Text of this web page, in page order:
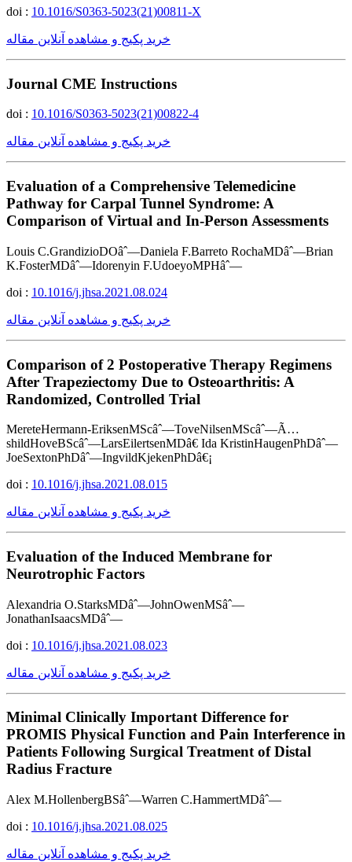
doi : 10.1016/S0363-5023(21)00811-X
خرید پکیج و مشاهده آنلاین مقاله
Journal CME Instructions
doi : 10.1016/S0363-5023(21)00822-4
خرید پکیج و مشاهده آنلاین مقاله
Evaluation of a Comprehensive Telemedicine
Pathway for Carpal Tunnel Syndrome: A
Comparison of Virtual and In-Person Assessments
Louis C.GrandizioDOâˆ—Daniela F.Barreto RochaMDâˆ—Brian
K.FosterMDâˆ—Idorenyin F.UdoeyoMPHâˆ—
doi : 10.1016/j.jhsa.2021.08.024
خرید پکیج و مشاهده آنلاین مقاله
Comparison of 2 Postoperative Therapy Regimens
After Trapeziectomy Due to Osteoarthritis: A
Randomized, Controlled Trial
MereteHermann-EriksenMScâˆ—ToveNilsenMScâˆ—Ã…
shildHoveBScâˆ—LarsEilertsenMDâ€ Ida KristinHaugenPhDâˆ—
JoeSextonPhDâˆ—IngvildKjekenPhDâ€¡
doi : 10.1016/j.jhsa.2021.08.015
خرید پکیج و مشاهده آنلاین مقاله
Evaluation of the Induced Membrane for
Neurotrophic Factors
Alexandria O.StarksMDâˆ—JohnOwenMSâˆ—
JonathanIsaacsMDâˆ—
doi : 10.1016/j.jhsa.2021.08.023
خرید پکیج و مشاهده آنلاین مقاله
Minimal Clinically Important Difference for
PROMIS Physical Function and Pain Interference in
Patients Following Surgical Treatment of Distal
Radius Fracture
Alex M.HollenbergBSâˆ—Warren C.HammertMDâˆ—
doi : 10.1016/j.jhsa.2021.08.025
خرید پکیج و مشاهده آنلاین مقاله